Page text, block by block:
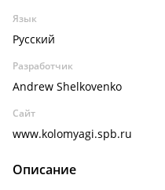
Язык
Русский
Разработчик
Andrew Shelkovenko
Сайт
www.kolomyagi.spb.ru
Описание